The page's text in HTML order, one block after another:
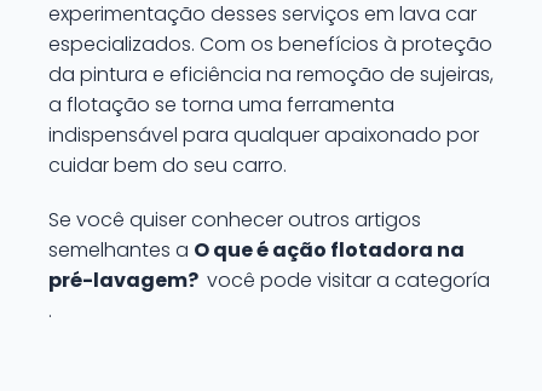
experimentação desses serviços em lava car
especializados. Com os benefícios à proteção
da pintura e eficiência na remoção de sujeiras,
a flotação se torna uma ferramenta
indispensável para qualquer apaixonado por
cuidar bem do seu carro.
Se você quiser conhecer outros artigos
semelhantes a O que é ação flotadora na
pré-lavagem? você pode visitar a categoría
.